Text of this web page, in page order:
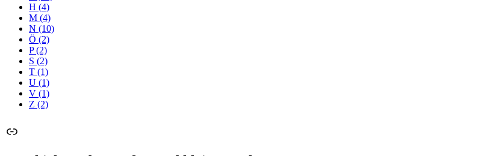
H (4)
M (4)
N (10)
Ö (2)
P(2)
S (2)
T (1)
U (1)
V (1)
Z (2)
Link